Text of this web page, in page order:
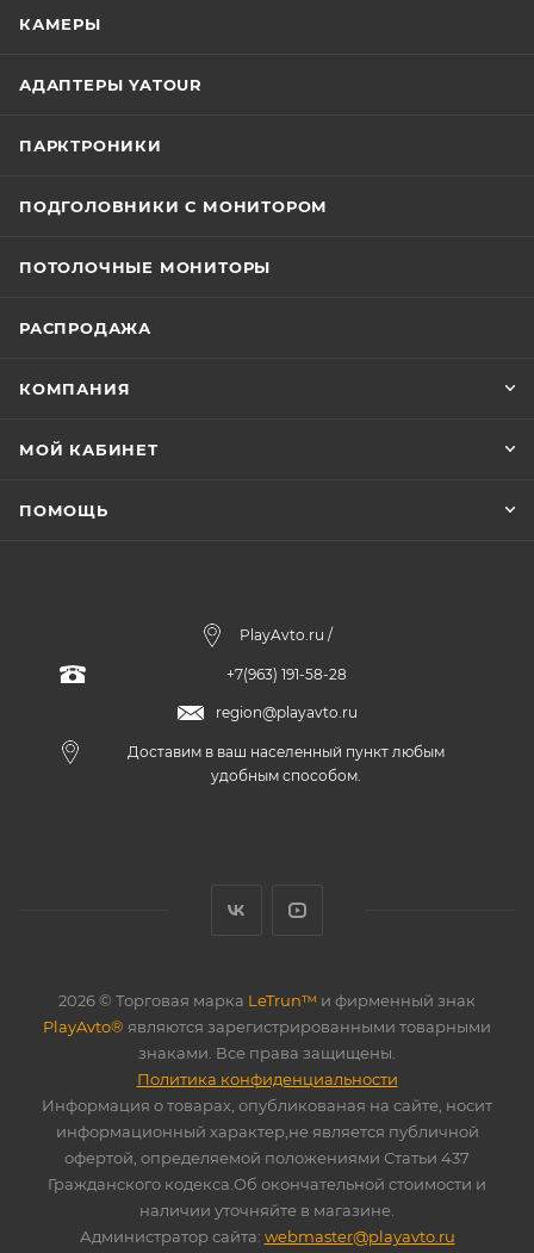
КАМЕРЫ
АДАПТЕРЫ YATOUR
ПАРКТРОНИКИ
ПОДГОЛОВНИКИ С МОНИТОРОМ
ПОТОЛОЧНЫЕ МОНИТОРЫ
РАСПРОДАЖА
КОМПАНИЯ
МОЙ КАБИНЕТ
ПОМОЩЬ
PlayAvto.ru /
+7(963) 191-58-28
region@playavto.ru
Доставим в ваш населенный пункт любым
удобным способом.
2026 © Торговая марка LeTrun™ и фирменный знак
PlayAvto® являются зарегистрированными товарными
знаками. Все права защищены.
Политика конфиденциальности
Информация о товарах, опубликованая на сайте, носит
информационный характер,не является публичной
офертой, определяемой положениями Статьи 437
Гражданского кодекса.Об окончательной стоимости и
наличии уточняйте в магазине.
Администратор сайта: webmaster@playavto.ru